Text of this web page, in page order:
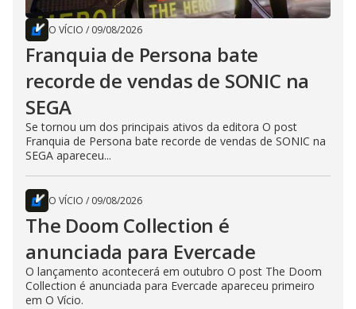
O VÍCIO / 09/08/2026
Franquia de Persona bate
recorde de vendas de SONIC na
SEGA
Se tornou um dos principais ativos da editora O post
Franquia de Persona bate recorde de vendas de SONIC na
SEGA apareceu...
O VÍCIO / 09/08/2026
The Doom Collection é
anunciada para Evercade
O lançamento acontecerá em outubro O post The Doom
Collection é anunciada para Evercade apareceu primeiro
em O Vício.